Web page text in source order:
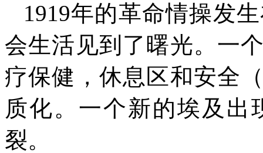
1919年的革命情操发
会生活见到了曙光。一
疗保健，休息区和安全
质化。一个新的埃及出
裂。